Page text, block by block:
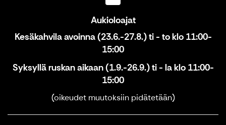
Aukioloajat
Kesäkahvila avoinna (23.6.-27.8.) ti - to klo 11:00-
15:00
Syksyllä ruskan aikaan (1.9.-26.9.) ti - la klo 11:00-
15:00
(oikeudet muutoksiin pidätetään)